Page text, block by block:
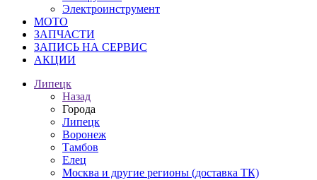
Электроинструмент
МОТО
ЗАПЧАСТИ
ЗАПИСЬ НА СЕРВИС
АКЦИИ
Липецк
Назад
Города
Липецк
Воронеж
Тамбов
Елец
Москва и другие регионы (доставка ТК)